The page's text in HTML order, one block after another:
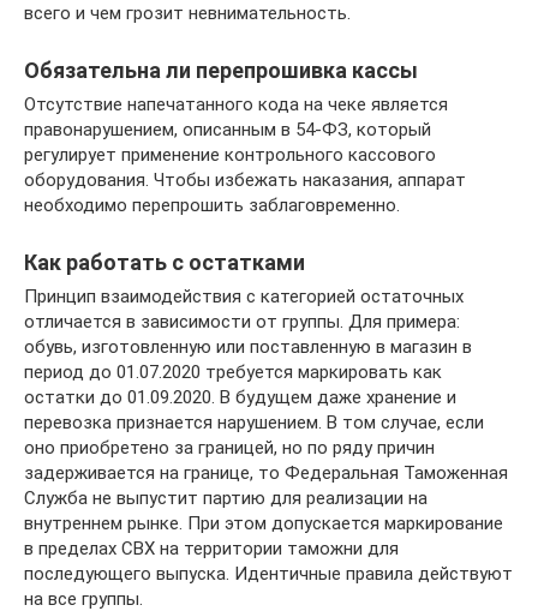
всего и чем грозит невнимательность.
Обязательна ли перепрошивка кассы
Отсутствие напечатанного кода на чеке является
правонарушением, описанным в 54-ФЗ, который
регулирует применение контрольного кассового
оборудования. Чтобы избежать наказания, аппарат
необходимо перепрошить заблаговременно.
Как работать с остатками
Принцип взаимодействия с категорией остаточных
отличается в зависимости от группы. Для примера:
обувь, изготовленную или поставленную в магазин в
период до 01.07.2020 требуется маркировать как
остатки до 01.09.2020. В будущем даже хранение и
перевозка признается нарушением. В том случае, если
оно приобретено за границей, но по ряду причин
задерживается на границе, то Федеральная Таможенная
Служба не выпустит партию для реализации на
внутреннем рынке. При этом допускается маркирование
в пределах СВХ на территории таможни для
последующего выпуска. Идентичные правила действуют
на все группы.